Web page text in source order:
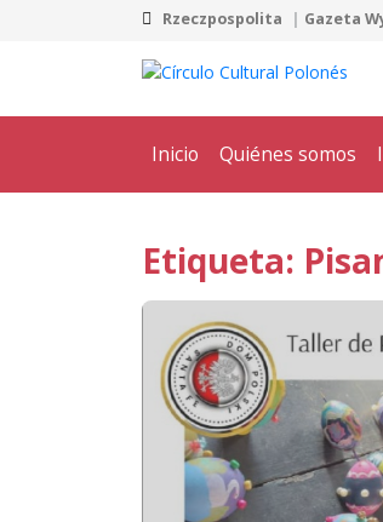
Rzeczpospolita Gazeta
Inicio Quiénes somos
Etiqueta: